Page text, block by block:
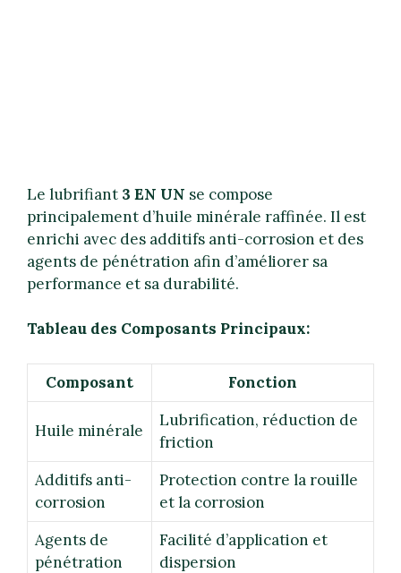
Le lubrifiant 3 EN UN se compose
principalement d’huile minérale raffinée. Il est
enrichi avec des additifs anti-corrosion et des
agents de pénétration afin d’améliorer sa
performance et sa durabilité.
Tableau des Composants Principaux:
Composant Fonction
Huile minérale
Lubrification, réduction de
friction
Additifs anti-
corrosion
Protection contre la rouille
et la corrosion
Agents de
pénétration
Facilité d’application et
dispersion